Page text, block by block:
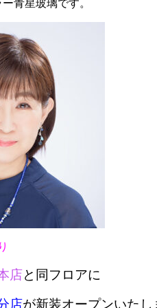
青星玻璃です。
店と同フロアに
店が新装オープンいたし